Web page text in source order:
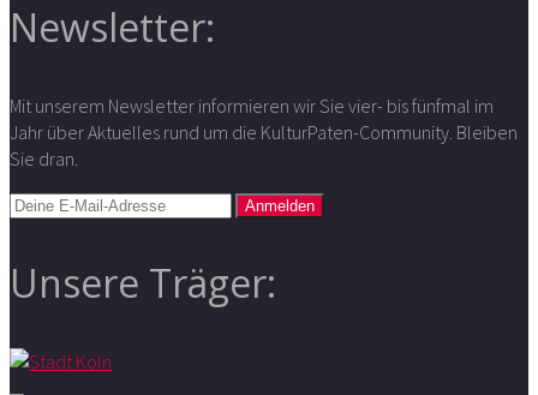
Newsletter:
Mit unserem Newsletter informieren wir Sie vier- bis fünfmal im
Jahr über Aktuelles rund um die KulturPaten-Community. Bleiben
Sie dran.
Unsere Träger: